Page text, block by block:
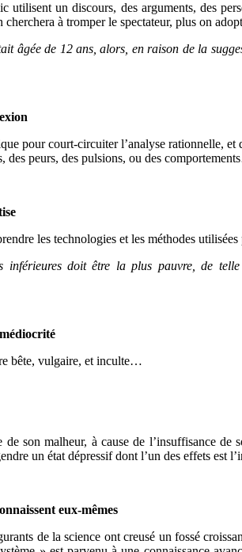
utilisent un discours, des arguments, des
à tromper le spectateur, plus on
âgée de 12 ans, alors, en raison de la
pour court-circuiter l’analyse rationnelle,
des peurs, des pulsions, ou des
les technologies et les méthodes
inférieures doit être la plus pauvre, de
bête, vulgaire, et inculte…
son malheur, à cause de l’insuffisance
un état dépressif dont l’un des effets
eux-mêmes
de la science ont creusé un fossé